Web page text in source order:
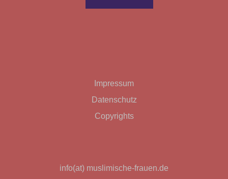
Impressum
Datenschutz
Copyrights
info(at) muslimische-frauen.de